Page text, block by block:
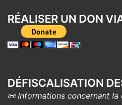
RÉALISER UN DON
DÉFISCALISATION
📜 Informations concernant